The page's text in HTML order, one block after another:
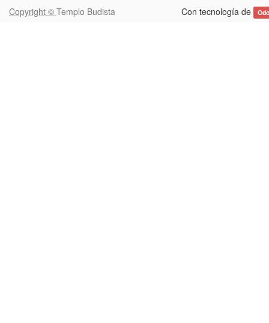
Con tecnología de
Copyright © Templo Budista